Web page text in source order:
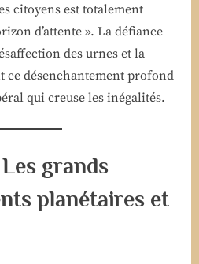
citoyens est totalement
d’attente ». La défiance
des urnes et la
ce désenchantement profond
qui creuse les inégalités.
grands
planétaires et